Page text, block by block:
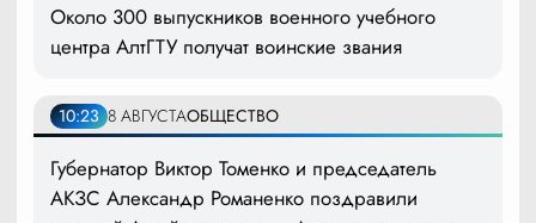
Около 300 выпускников военного учебного
центра АлтГТУ получат воинские звания
10:23 8 АВГУСТАОБЩЕСТВО
Губернатор Виктор Томенко и председатель
АКЗС Александр Романенко поздравили